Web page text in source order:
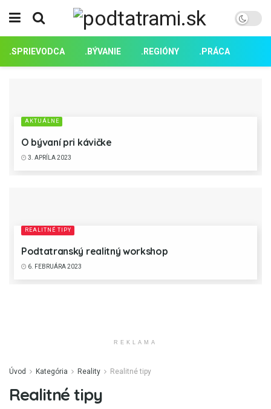
.SPRIEVODCA .BÝVANIE .REGIÓNY .PRÁCA
AKTUÁLNE
O bývaní pri kávičke
3. APRÍLA 2023
REALITNÉ TIPY
Podtatranský realitný workshop
6. FEBRUÁRA 2023
REKLAMA
Úvod Kategória Reality Realitné tipy
Realitné tipy